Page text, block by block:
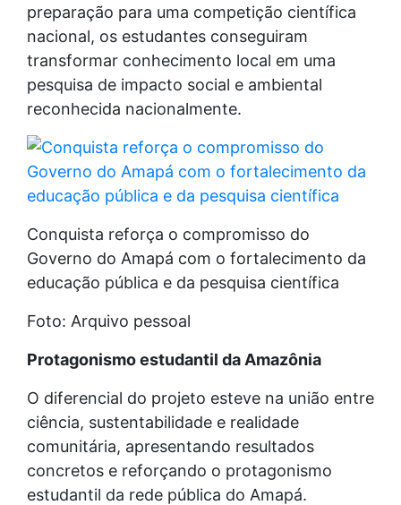
preparação para uma competição científica
nacional, os estudantes conseguiram
transformar conhecimento local em uma
pesquisa de impacto social e ambiental
reconhecida nacionalmente.
Conquista reforça o compromisso do
Governo do Amapá com o fortalecimento da
educação pública e da pesquisa científica
Foto: Arquivo pessoal
Protagonismo estudantil da Amazônia
O diferencial do projeto esteve na união entre
ciência, sustentabilidade e realidade
comunitária, apresentando resultados
concretos e reforçando o protagonismo
estudantil da rede pública do Amapá.